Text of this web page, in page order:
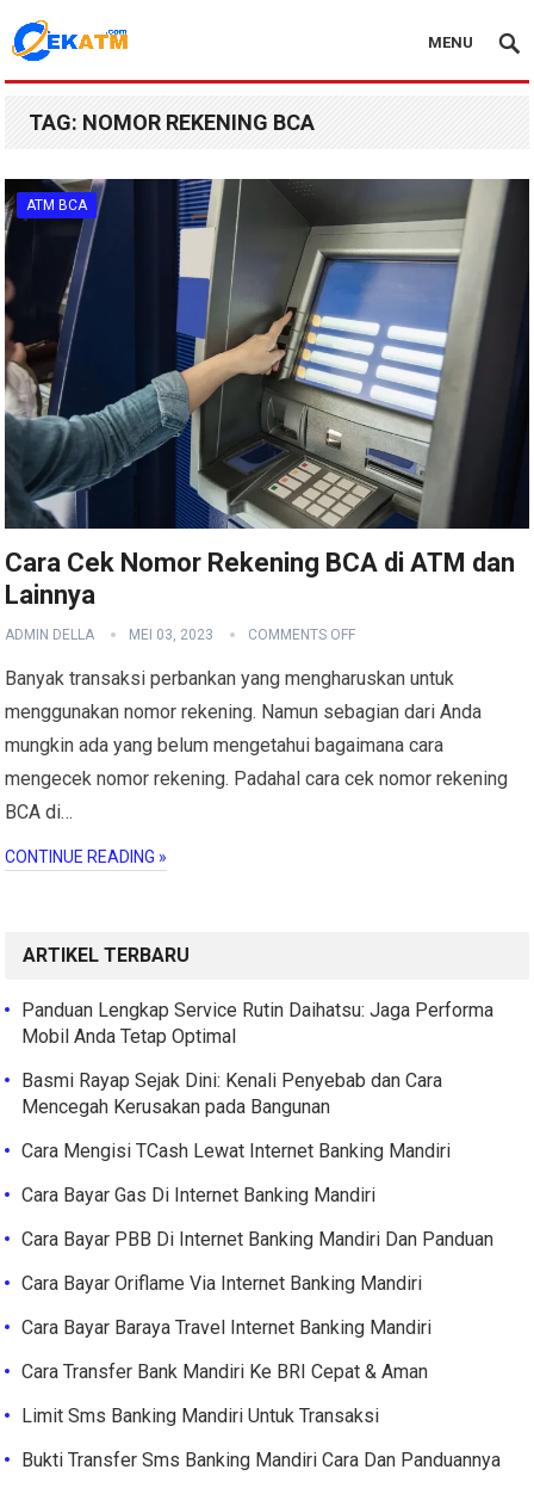
MENU
TAG: NOMOR REKENING BCA
ATM BCA
Cara Cek Nomor Rekening BCA di ATM dan
Lainnya
ADMIN DELLA MEI 03, 2023 COMMENTS OFF
Banyak transaksi perbankan yang mengharuskan untuk
menggunakan nomor rekening. Namun sebagian dari Anda
mungkin ada yang belum mengetahui bagaimana cara
mengecek nomor rekening. Padahal cara cek nomor rekening
BCA di…
CONTINUE READING »
ARTIKEL TERBARU
Panduan Lengkap Service Rutin Daihatsu: Jaga Performa
Mobil Anda Tetap Optimal
Basmi Rayap Sejak Dini: Kenali Penyebab dan Cara
Mencegah Kerusakan pada Bangunan
Cara Mengisi TCash Lewat Internet Banking Mandiri
Cara Bayar Gas Di Internet Banking Mandiri
Cara Bayar PBB Di Internet Banking Mandiri Dan Panduan
Cara Bayar Oriflame Via Internet Banking Mandiri
Cara Bayar Baraya Travel Internet Banking Mandiri
Cara Transfer Bank Mandiri Ke BRI Cepat & Aman
Limit Sms Banking Mandiri Untuk Transaksi
Bukti Transfer Sms Banking Mandiri Cara Dan Panduannya